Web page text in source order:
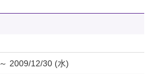
2009/12/30 (水)